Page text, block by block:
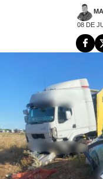
08 DE